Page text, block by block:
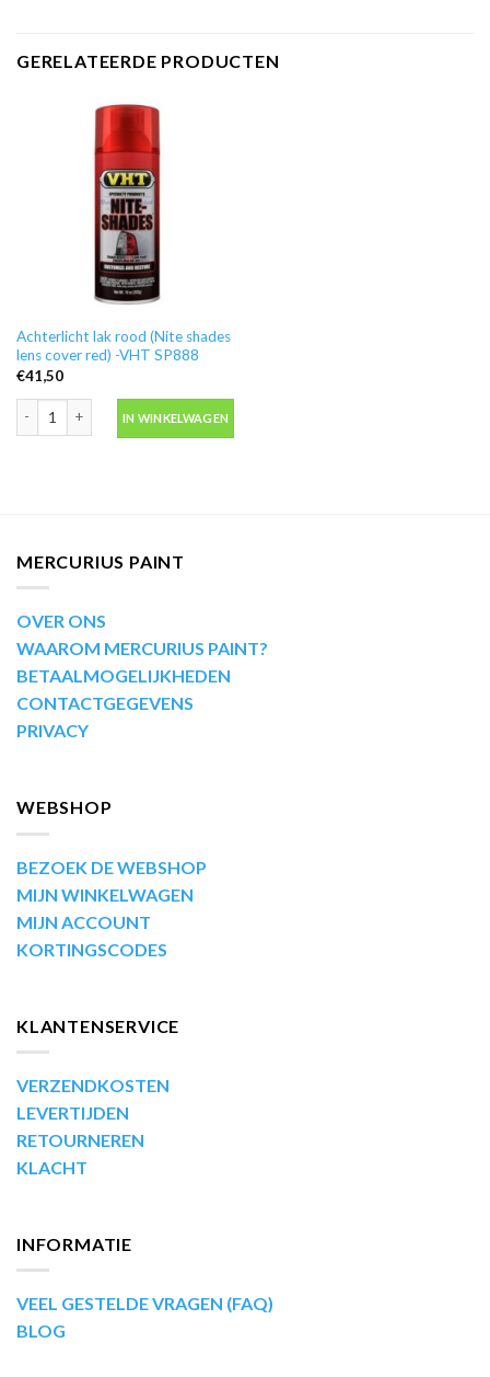
GERELATEERDE PRODUCTEN
Achterlicht lak rood (Nite shades
lens cover red) -VHT SP888
€41,50
IN WINKELWAGEN
MERCURIUS PAINT
OVER ONS
WAAROM MERCURIUS PAINT?
BETAALMOGELIJKHEDEN
CONTACTGEGEVENS
PRIVACY
WEBSHOP
BEZOEK DE WEBSHOP
MIJN WINKELWAGEN
MIJN ACCOUNT
KORTINGSCODES
KLANTENSERVICE
VERZENDKOSTEN
LEVERTIJDEN
RETOURNEREN
KLACHT
INFORMATIE
VEEL GESTELDE VRAGEN (FAQ)
BLOG